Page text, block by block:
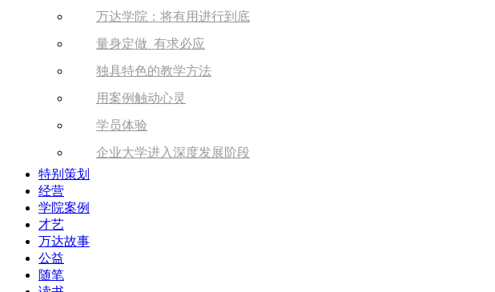
万达学院：将有用进行到底
量身定做 有求必应
独具特色的教学方法
用案例触动心灵
学员体验
企业大学进入深度发展阶段
特别策划
经营
学院案例
才艺
万达故事
公益
随笔